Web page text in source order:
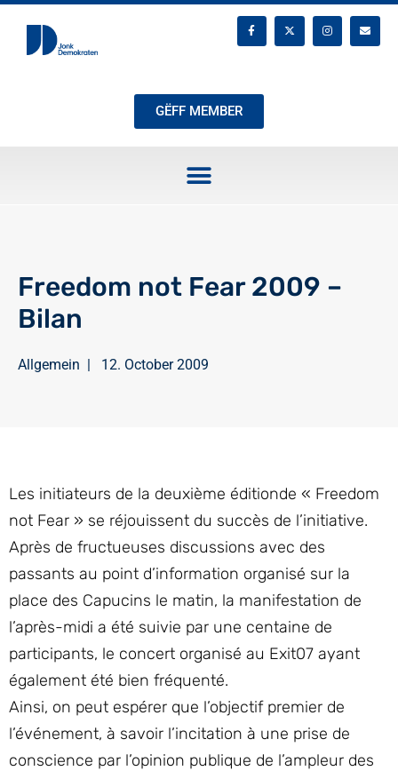
GËFF MEMBER
Freedom not Fear 2009 –
Bilan
Allgemein | 12. October 2009
Les initiateurs de la deuxième éditionde « Freedom
not Fear » se réjouissent du succès de l’initiative.
Après de fructueuses discussions avec des
passants au point d’information organisé sur la
place des Capucins le matin, la manifestation de
l’après-midi a été suivie par une centaine de
participants, le concert organisé au Exit07 ayant
également été bien fréquenté.
Ainsi, on peut espérer que l’objectif premier de
l’événement, à savoir l’incitation à une prise de
conscience par l’opinion publique de l’ampleur des